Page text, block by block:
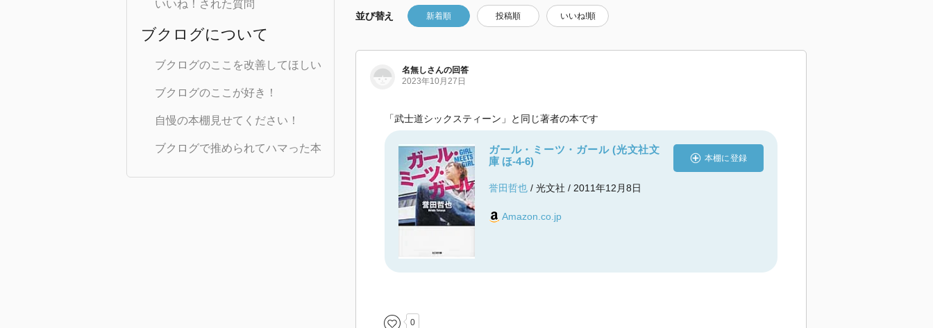
いいね！された質問
ブクログについて
ブクログのここを改善してほしい
ブクログのここが好き！
自慢の本棚見せてください！
ブクログで推められてハマった本
並び替え 新着順 投稿順 いいね!順
名無しさんの回答
2023年10月27日
「武士道シックスティーン」と同じ著者の本です
ガール・ミーツ・ガール (光文社文
庫 ほ-4-6)
誉田哲也 / 光文社 / 2011年12月8日
Amazon.co.jp
本棚に登録
0